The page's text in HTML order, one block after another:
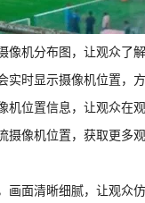
机分布图，让观众了
时显示摄像机位置，
位置信息，让观众在
像机位置，获取更多观
面清晰细腻，让观众仿